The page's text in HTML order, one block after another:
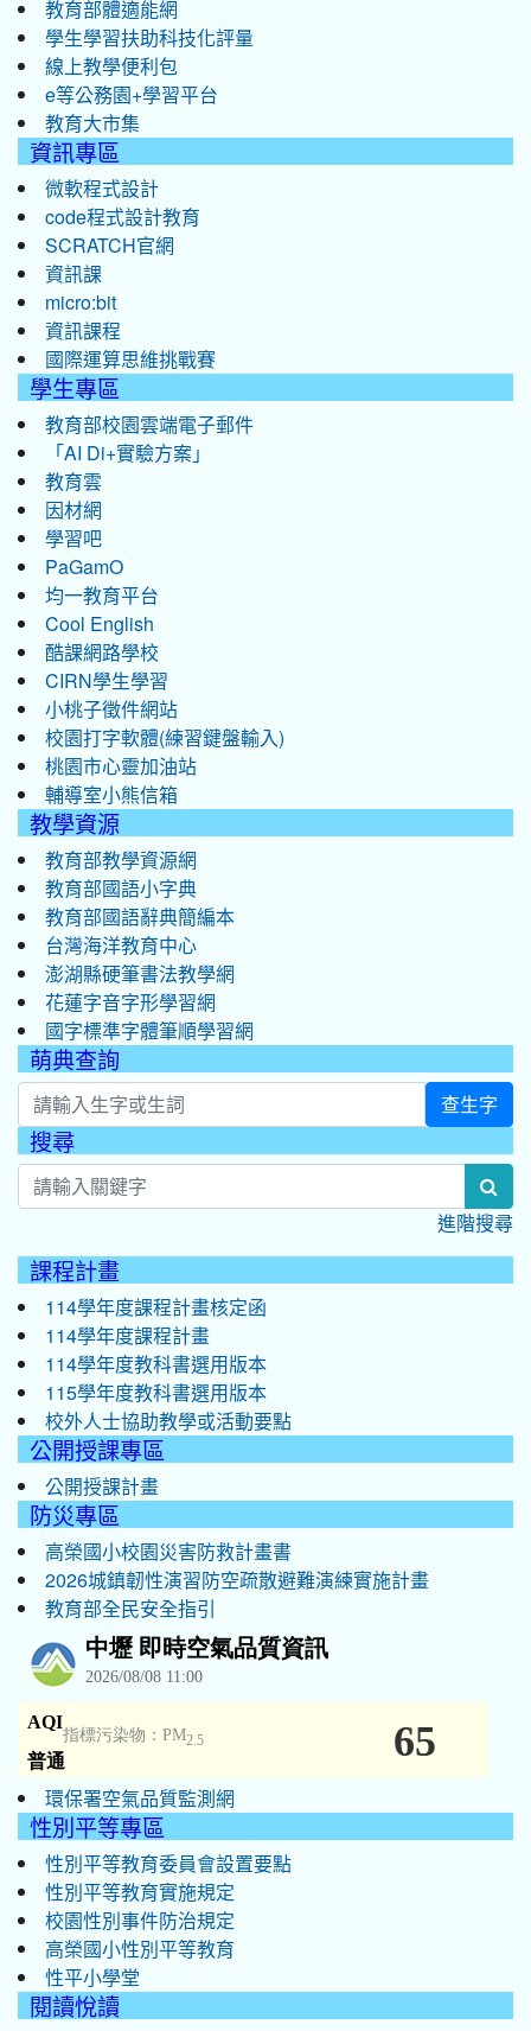
教育部體適能網
學生學習扶助科技化評量
線上教學便利包
e等公務園+學習平台
教育大市集
資訊專區
微軟程式設計
code程式設計教育
SCRATCH官網
資訊課
micro:bit
資訊課程
國際運算思維挑戰賽
學生專區
教育部校園雲端電子郵件
「AI Di+實驗方案」
教育雲
因材網
學習吧
PaGamO
均一教育平台
Cool English
酷課網路學校
CIRN學生學習
小桃子徵件網站
校園打字軟體(練習鍵盤輸入)
桃園市心靈加油站
輔導室小熊信箱
教學資源
教育部教學資源網
教育部國語小字典
教育部國語辭典簡編本
台灣海洋教育中心
澎湖縣硬筆書法教學網
花蓮字音字形學習網
國字標準字體筆順學習網
萌典查詢
查生字
搜尋
進階搜尋
課程計畫
114學年度課程計畫核定函
114學年度課程計畫
114學年度教科書選用版本
115學年度教科書選用版本
校外人士協助教學或活動要點
公開授課專區
公開授課計畫
防災專區
高榮國小校園災害防救計畫書
2026城鎮韌性演習防空疏散避難演練實施計畫
教育部全民安全指引
環保署空氣品質監測網
性別平等專區
性別平等教育委員會設置要點
性別平等教育實施規定
校園性別事件防治規定
高榮國小性別平等教育
性平小學堂
閱讀悅讀